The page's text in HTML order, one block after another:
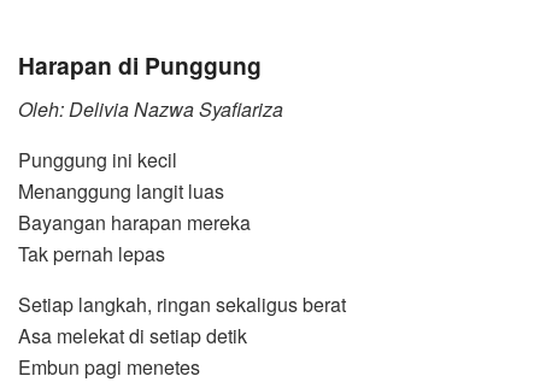
Harapan di Punggung
Oleh: Delivia Nazwa Syafiariza
Punggung ini kecil
Menanggung langit luas
Bayangan harapan mereka
Tak pernah lepas
Setiap langkah, ringan sekaligus berat
Asa melekat di setiap detik
Embun pagi menetes